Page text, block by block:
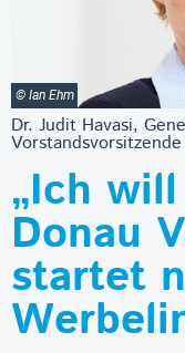
© Ian Ehm
Dr. Judit Havasi,
„Ich
Donau
startet